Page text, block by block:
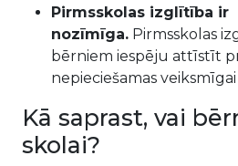
Pirmsskolas izglītība ir
nozīmīga. Pirmsskolas
bērniem iespēju attīstīt
nepieciešamas
Kā saprast, vai
skolai?